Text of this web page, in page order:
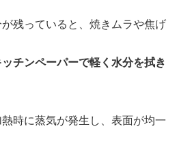
残っていると、焼きムラや焦げ
ッチンペーパーで軽く水分を拭き
時に蒸気が発生し、表面が均一